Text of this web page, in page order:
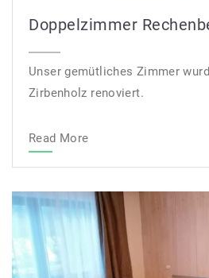
Doppelzimmer
Unser gemütliches Zimmer
Zirbenholz renoviert.
Read More